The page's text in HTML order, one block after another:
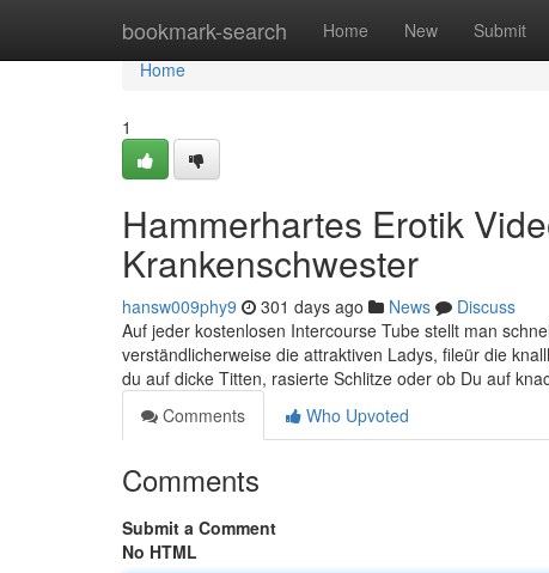
bookmark-search Home New Submit
Home
Home
1
Hammerhartes Erotik
Krankenschwester
hansw009phy9 301 days ago News
Discuss
Auf jeder kostenlosen Intercourse Tube stellt man
verständlicherweise die attraktiven Ladys, fileür die
du auf dicke Titten, rasierte Schlitze oder ob Du auf
Comments
Who Upvoted
Comments
Submit a Comment
No HTML